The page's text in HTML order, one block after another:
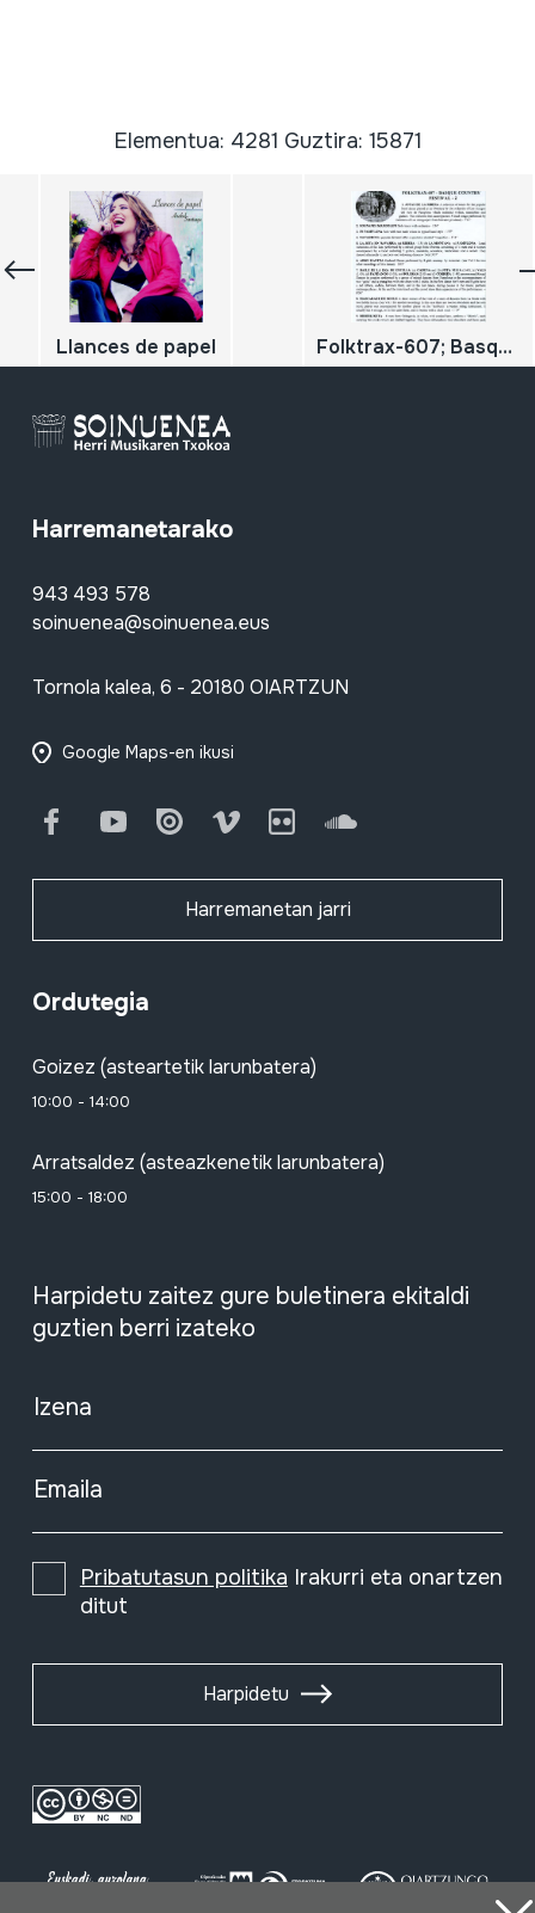
Elementua: 4281 Guztira: 15871
Llances de papel Folktrax-607; Basque Country festival 2; Basque Country Festival 2; Recorded at a Festival at Biarritz & Pamplona by Peter Kennedy in 1953
Harremanetarako
943 493 578
soinuenea@soinuenea.eus
Tornola kalea, 6 - 20180 OIARTZUN
Google Maps-en ikusi
FacebookYoutube Issuu Vimeo Flickr SoundCloud
Harremanetan jarri
Ordutegia
Goizez (asteartetik larunbatera)
10:00 - 14:00
Arratsaldez (asteazkenetik larunbatera)
15:00 - 18:00
Harpidetu zaitez gure buletinera ekitaldi
guztien berri izateko
Izena
Emaila
Pribatutasun politika Irakurri eta onartzen
ditut
Harpidetu